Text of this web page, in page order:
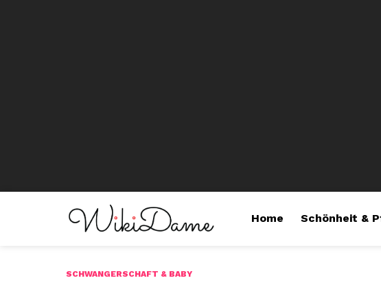
Home Schönheit &
SCHWANGERSCHAFT & BABY